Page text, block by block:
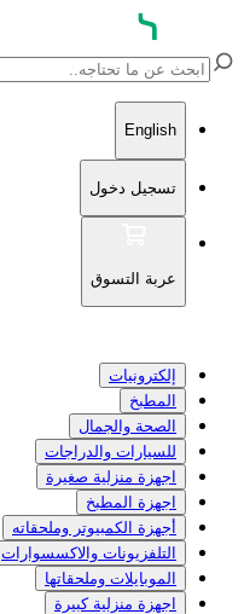
English
تسجيل دخول
عربة التسوق
إلكترونيات
المطبخ
الصحة والجمال
للسيارات والدراجات
اجهزة منزلية صغيرة
اجهزة المطبخ
أجهزة الكمبيوتر وملحقاته
التلفزيونات والاكسسوارات
الموبايلات وملحقاتها
اجهزة منزلية كبيرة